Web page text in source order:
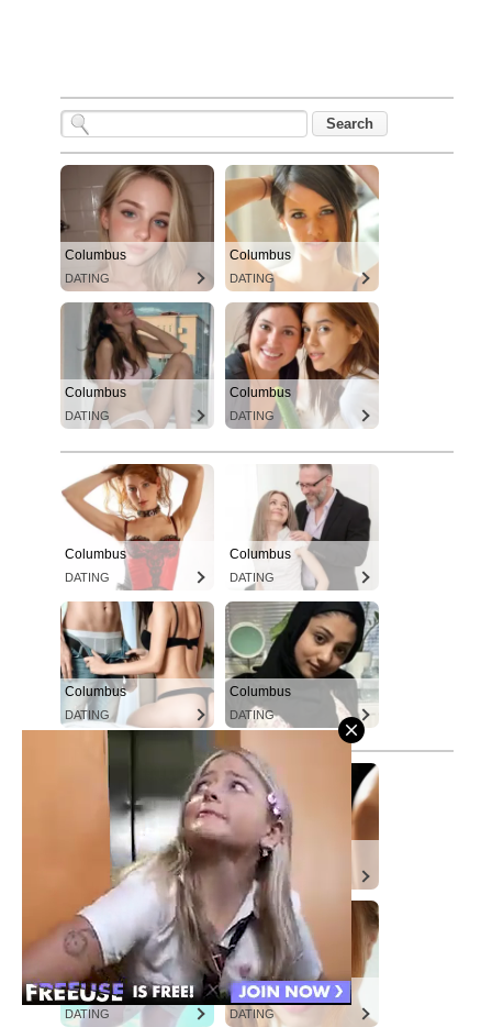
Columbus
DATING
Columbus
DATING
Columbus
DATING
Columbus
DATING
Columbus
DATING
Columbus
DATING
Columbus
DATING
Columbus
DATING
Columbus Columbus
DATING
Columbus
DATING
Columbus
DATING